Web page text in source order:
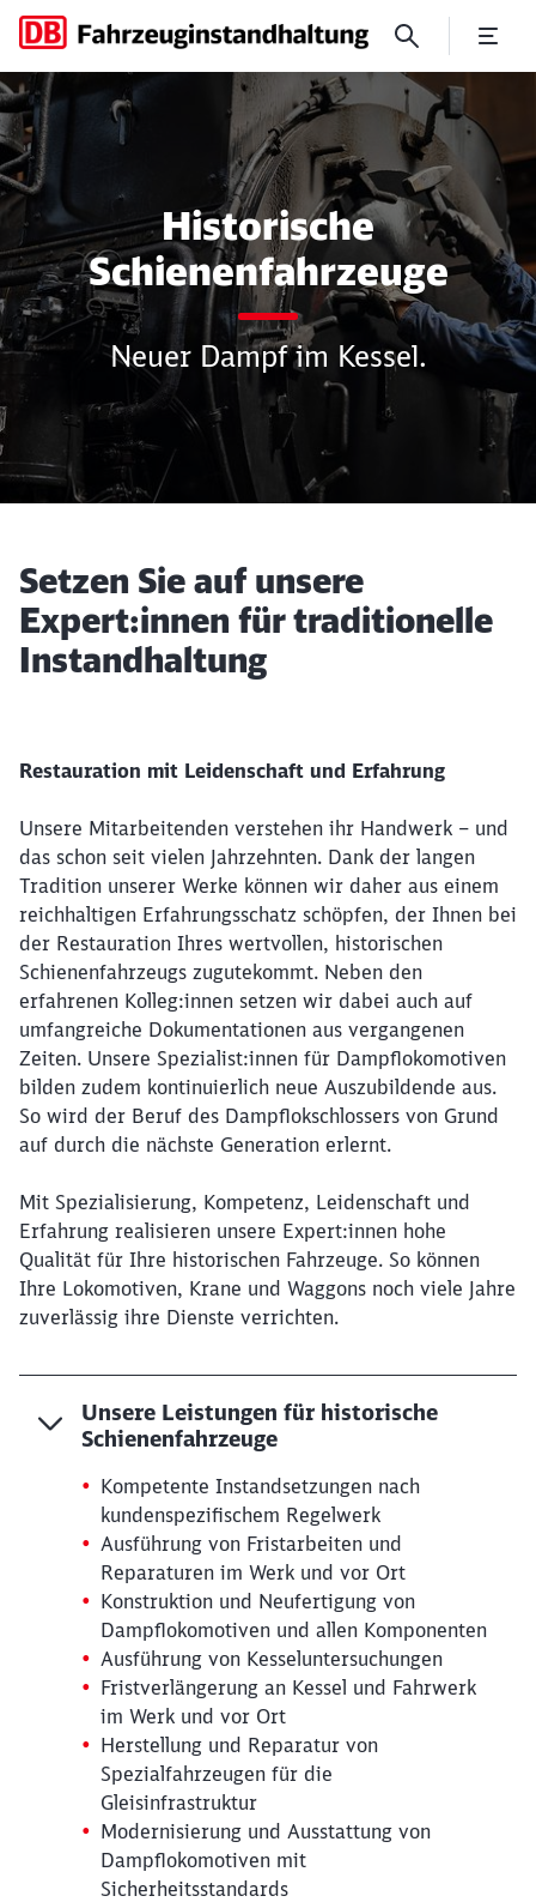
Setzen Sie auf unsere
Historische
Schienenfahrzeuge
Neuer Dampf im Kessel.
Artikel:
Setzen Sie auf unsere
Expert:innen für traditionelle
Instandhaltung
Restauration mit Leidenschaft und Erfahrung
Unsere Mitarbeitenden verstehen ihr Handwerk – und
das schon seit vielen Jahrzehnten. Dank der langen
Tradition unserer Werke können wir daher aus einem
reichhaltigen Erfahrungsschatz schöpfen, der Ihnen bei
der Restauration Ihres wertvollen, historischen
Schienenfahrzeugs zugutekommt. Neben den
erfahrenen Kolleg:innen setzen wir dabei auch auf
umfangreiche Dokumentationen aus vergangenen
Zeiten. Unsere Spezialist:innen für Dampflokomotiven
bilden zudem kontinuierlich neue Auszubildende aus.
So wird der Beruf des Dampflokschlossers von Grund
auf durch die nächste Generation erlernt.
Mit Spezialisierung, Kompetenz, Leidenschaft und
Erfahrung realisieren unsere Expert:innen hohe
Qualität für Ihre historischen Fahrzeuge. So können
Ihre Lokomotiven, Krane und Waggons noch viele Jahre
zuverlässig ihre Dienste verrichten.
Unsere Leistungen für historische
Schienenfahrzeuge
Kompetente Instandsetzungen nach
kundenspezifischem Regelwerk
Ausführung von Fristarbeiten und
Reparaturen im Werk und vor Ort
Konstruktion und Neufertigung von
Dampflokomotiven und allen Komponenten
Ausführung von Kesseluntersuchungen
Fristverlängerung an Kessel und Fahrwerk
im Werk und vor Ort
Herstellung und Reparatur von
Spezialfahrzeugen für die
Gleisinfrastruktur
Modernisierung und Ausstattung von
Dampflokomotiven mit
Sicherheitsstandards
Schließen
Möchten Sie zuweitergeleitet
werden?